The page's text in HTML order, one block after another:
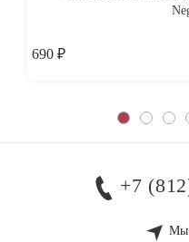
690 ₽
+7
Мы